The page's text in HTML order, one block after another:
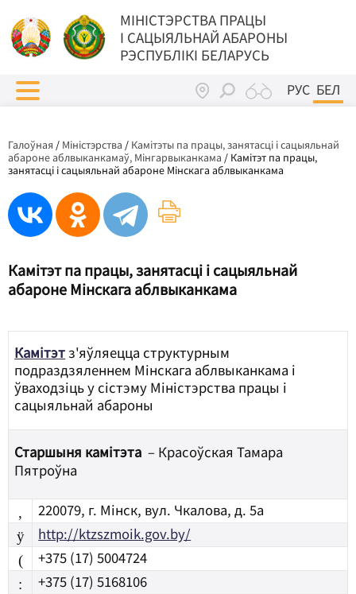
МIНIСТЭРСТВА ПРАЦЫ
I САЦЫЯЛЬНАЙ АБАРОНЫ
РЭСПУБЛІКІ БЕЛАРУСЬ
РУС БЕЛ
Галоўная / Міністэрства / Камітэты па працы, занятасці і сацыяльнай
абароне аблвыканкамаў, Мінгарвыканкама / Камітэт па працы,
занятасці і сацыяльнай абароне Мінскага аблвыканкама
Камітэт па працы, занятасці і сацыяльнай
абароне Мінскага аблвыканкама
Камітэт з'яўляецца структурным
подраздзяленнем Мінскага аблвыканкама і
ўваходзіць у сістэму Міністэрства працы і
сацыяльнай абароны
Старшыня камітэта – Красоўская Тамара
Пятроўна
, 220079, г. Мінск, вул. Чкалова, д. 5а
ÿ http://ktzszmoik.gov.by/
( +375 (17) 5004724
: +375 (17) 5168106